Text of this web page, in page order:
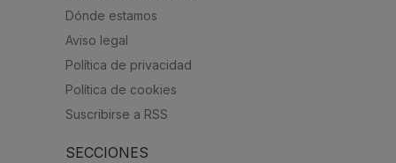
Dónde estamos
Aviso legal
Política de privacidad
Política de cookies
Suscribirse a RSS
SECCIONES